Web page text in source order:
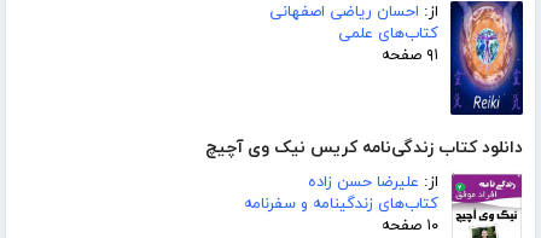
از: احسان ریاضی اصفهانی
کتاب‌های علمی
۹۱ صفحه
دانلود کتاب زندگی‌نامه کریس نیک وی آچیچ
از: علیرضا حسن زاده
کتاب‌های زندگینامه و سفرنامه
۱۰ صفحه